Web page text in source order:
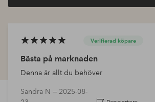
Verifierad köpare
Bästa på marknaden
Denna är allt du behöver
Sandra N — 2025-08-